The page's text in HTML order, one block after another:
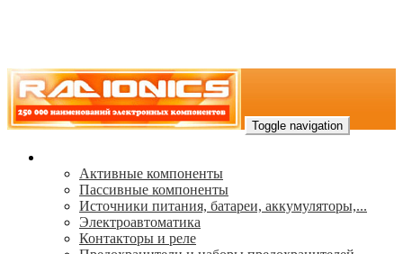
Toggle navigation
Активные компоненты
Пассивные компоненты
Источники питания, батареи, аккумуляторы,...
Электроавтоматика
Контакторы и реле